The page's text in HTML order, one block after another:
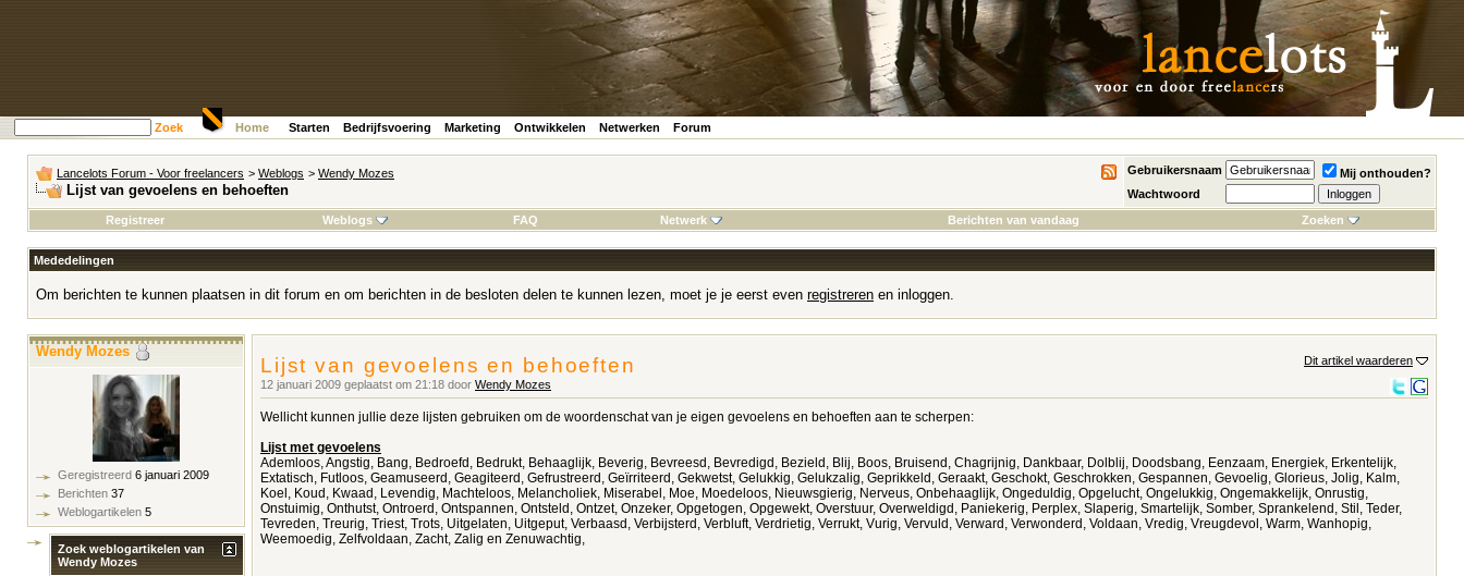
Zoek Home Starten Bedrijfsvoering Marketing Ontwikkelen Netwerken Forum
Lancelots Forum - Voor freelancers > Weblogs > Wendy Mozes
Lijst van gevoelens en behoeften
Gebruikersnaam
Mij onthouden?
Wachtwoord
Registreer
Weblogs FAQ Netwerk Berichten van vandaag Zoeken
Mededelingen
Om berichten te kunnen plaatsen in dit forum en om berichten in de besloten delen te kunnen lezen, moet je je eerst even registreren en inloggen.
Dit artikel waarderen
Lijst van gevoelens en behoeften
12 januari 2009 geplaatst om 21:18 door Wendy Mozes
Wellicht kunnen jullie deze lijsten gebruiken om de woordenschat van je eigen gevoelens en behoeften aan te scherpen:
Lijst met gevoelens
Ademloos, Angstig, Bang, Bedroefd, Bedrukt, Behaaglijk, Beverig, Bevreesd, Bevredigd, Bezield, Blij, Boos, Bruisend, Chagrijnig, Dankbaar, Dolblij, Doodsbang, Eenzaam, Energiek, Erkentelijk,
Extatisch, Futloos, Geamuseerd, Geagiteerd, Gefrustreerd, Geïrriteerd, Gekwetst, Gelukkig, Gelukzalig, Geprikkeld, Geraakt, Geschokt, Geschrokken, Gespannen, Gevoelig, Glorieus, Jolig, Kalm,
Koel, Koud, Kwaad, Levendig, Machteloos, Melancholiek, Miserabel, Moe, Moedeloos, Nieuwsgierig, Nerveus, Onbehaaglijk, Ongeduldig, Opgelucht, Ongelukkig, Ongemakkelijk, Onrustig,
Onstuimig, Onthutst, Ontroerd, Ontspannen, Ontsteld, Ontzet, Onzeker, Opgetogen, Opgewekt, Overstuur, Overweldigd, Paniekerig, Perplex, Slaperig, Smartelijk, Somber, Sprankelend, Stil, Teder,
Tevreden, Treurig, Triest, Trots, Uitgelaten, Uitgeput, Verbaasd, Verbijsterd, Verbluft, Verdrietig, Verrukt, Vurig, Vervuld, Verward, Verwonderd, Voldaan, Vredig, Vreugdevol, Warm, Wanhopig,
Weemoedig, Zelfvoldaan, Zacht, Zalig en Zenuwachtig,
Wendy Mozes
Geregistreerd 6 januari 2009
Berichten 37
Weblogartikelen 5
Zoek weblogartikelen van
Wendy Mozes